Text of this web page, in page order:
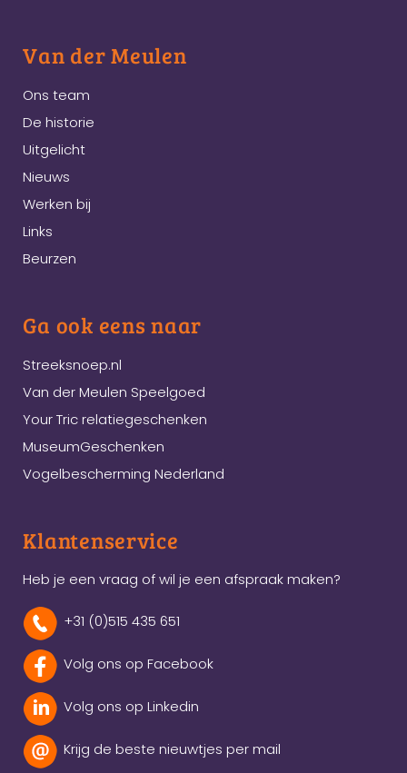
Van der Meulen
Ons team
De historie
Uitgelicht
Nieuws
Werken bij
Links
Beurzen
Ga ook eens naar
Streeksnoep.nl
Van der Meulen Speelgoed
Your Tric relatiegeschenken
MuseumGeschenken
Vogelbescherming Nederland
Klantenservice
Heb je een vraag of wil je een afspraak maken?
+31 (0)515 435 651
Volg ons op Facebook
Volg ons op Linkedin
Krijg de beste nieuwtjes per mail